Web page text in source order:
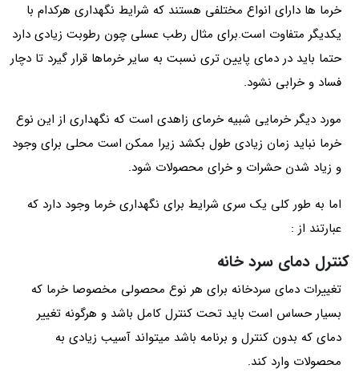
خرما ها دارای انواع مختلفی هستند که شرایط نگهداری هرکدام با
یکدیگر متفاوت است.برای مثال رطب عسلی چون رطوبت زیادی دارد
حتما باید در دمای پایین تری نسبت به سایر خرماها قرار گیرد تا دچار
فساد و خرابی نشود.
مورد دیگر خرمایی شبیه خرمای زاهدی است که نگهداری از این نوع
خرما نباید زمان زیادی طول بکشد زیرا ممکن است محلی برای وجود
و زیاد شدن حشرات و خرای محصولات شود.
اما به طور کلی یک سری شرایط برای نگهداری خرما وجود دارد که
عبارتند از :
کنترل دمای سرد خانه
تغییرات دمای سردخانه برای هر نوع محصولی مخصوصا خرما که
بسیار حساس است باید تحت کنترل کامل باشد و هرگونه تغییر
دمای که بدون کنترل و برنامه باشد میتواند آسیب زیادی به
محصولات وارد کند.